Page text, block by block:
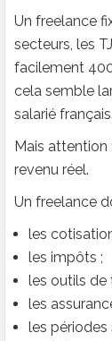
Un freelance
secteurs, les
facilement
cela semble
salarié français.
Mais attention
revenu réel.
Un freelance
les
les impôts ;
les outils de
les
les périodes